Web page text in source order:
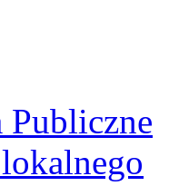
Publiczne